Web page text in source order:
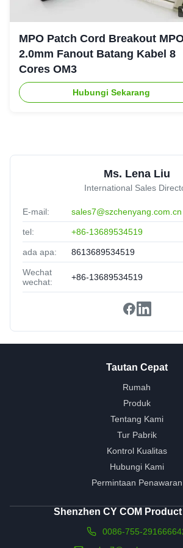
Good Durability,have a dedicated after-
M
MPO/MTP 3.0mm Fiber Optic Cable
OM5 MPO Patch Cord
Australia
Duplex LC 5M 40g Qsfp AOC
Experienced supplier,good service,it is
long cooperation.
MPO Patch Cord Breakout
2.0mm Fanout Batang Kabel 8
Cores OM3
Hubungi Sekarang
Ms. Lena Liu
International Sales
E-mail: sales7@szchenyang.com.cn
tel: +86-13689534519
ada apa: 8613689534519
Wechat
wechat:
+86-13689534519
Tautan Cepat
Rumah
Produk
Tentang Kami
Tur Pabrik
Kontrol Kualitas
Hubungi Kami
Permintaan Penawaran
Shenzhen CY COM Product
0086-755-